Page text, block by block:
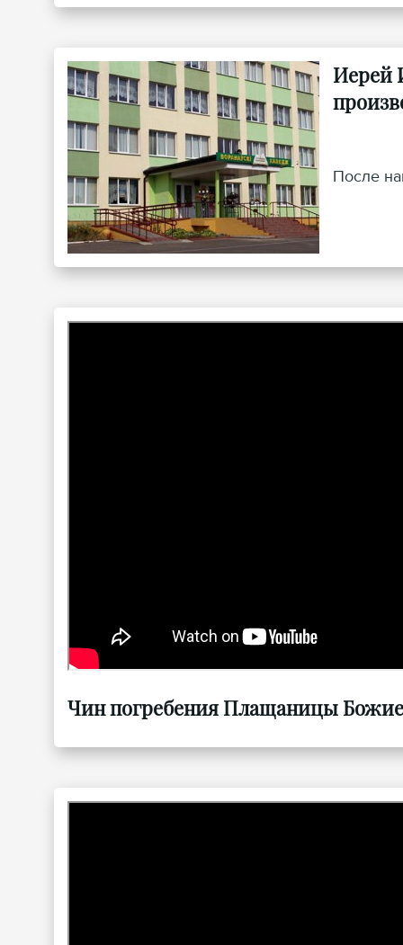
Иерей
После
Чин погребения Плащаницы